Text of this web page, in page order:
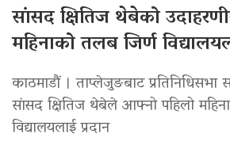
सांसद क्षितिज थेबेको
महिनाको तलब जिर्ण
काठमाडौं । ताप्लेजुङबाट प्रतिनिधिसभा
सांसद क्षितिज थेबेले आफ्नो पहिलो
विद्यालयलाई प्रदान